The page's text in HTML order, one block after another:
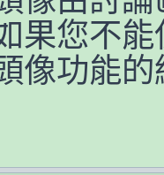
果您不
像功能